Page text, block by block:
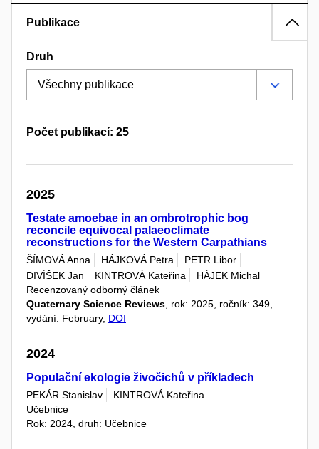
Publikace
Druh
Počet publikací: 25
2025
Testate amoebae in an ombrotrophic bog
reconcile equivocal palaeoclimate
reconstructions for the Western Carpathians
ŠÍMOVÁ Anna HÁJKOVÁ Petra
PETR Libor
DIVÍŠEK Jan
KINTROVÁ Kateřina
HÁJEK Michal
Recenzovaný odborný článek
Quaternary Science Reviews , rok: 2025, ročník: 349,
vydání: February, DOI
2024
Populační ekologie živočichů v příkladech
PEKÁR Stanislav
KINTROVÁ Kateřina
Učebnice
Rok: 2024, druh: Učebnice